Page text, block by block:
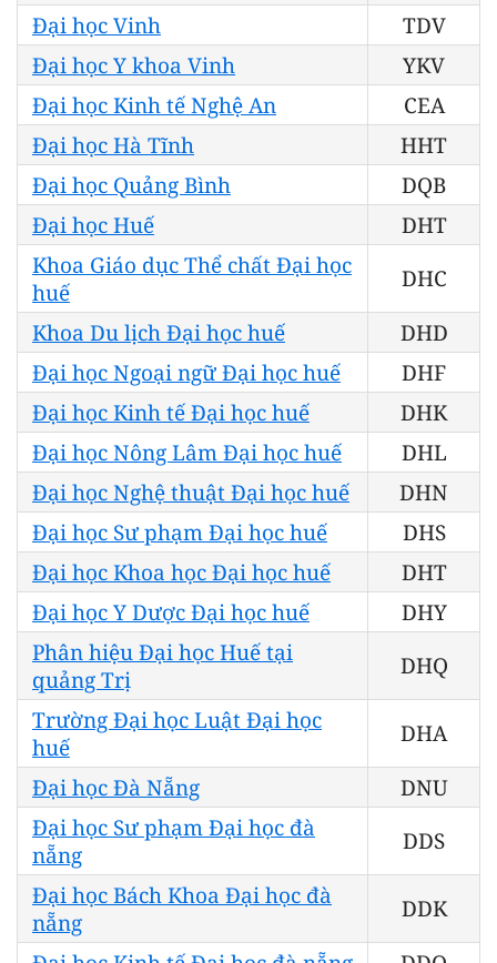
Đại học Vinh
TDV
Đại học Y khoa Vinh
YKV
Đại học Kinh tế Nghệ An
CEA
Đại học Hà Tĩnh
HHT
Đại học Quảng Bình
DQB
Đại học Huế
DHT
Khoa Giáo dục Thể chất Đại học
huế
DHC
Khoa Du lịch Đại học huế
DHD
Đại học Ngoại ngữ Đại học huế
DHF
Đại học Kinh tế Đại học huế
DHK
Đại học Nông Lâm Đại học huế
DHL
Đại học Nghệ thuật Đại học huế
DHN
Đại học Sư phạm Đại học huế
DHS
Đại học Khoa học Đại học huế
DHT
Đại học Y Dược Đại học huế
DHY
Phân hiệu Đại học Huế tại
quảng Trị
DHQ
Trường Đại học Luật Đại học
huế
DHA
Đại học Đà Nẵng
DNU
Đại học Sư phạm Đại học đà
nẵng
DDS
Đại học Bách Khoa Đại học đà
nẵng
DDK